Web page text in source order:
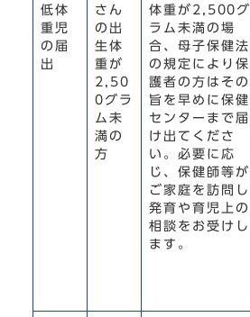
低体
重児
の届
出
さん
の出
生体
重が
2,50
0グラ
ム未
満の
方
体重が2,500グ
ラム未満の場
合、母子保健法
の規定により保
護者の方はその
旨を早めに保健
センターまで届
け出てくださ
い。必要に応
じ、保健師等が
ご家庭を訪問し
発育や育児上の
相談をお受けし
ます。